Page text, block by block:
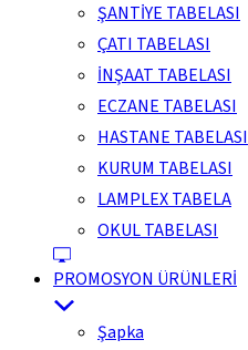
ŞANTİYE TABELASI
ÇATI TABELASI
İNŞAAT TABELASI
ECZANE TABELASI
HASTANE TABELASI
KURUM TABELASI
LAMPLEX TABELA
OKUL TABELASI
PROMOSYON ÜRÜNLERİ
Şapka